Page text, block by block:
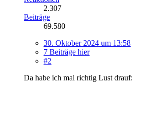
2.307
Beiträge
69.580
30. Oktober 2024 um 13:58
7 Beiträge hier
#2
Da habe ich mal richtig Lust drauf: